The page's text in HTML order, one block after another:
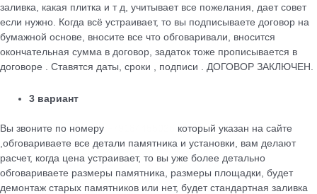
заливка, какая плитка и т д, учитывает все пожелания, дает совет
если нужно. Когда всё устраивает, то вы подписываете договор на
бумажной основе, вносите все что обговаривали, вносится
окончательная сумма в договор, задаток тоже прописывается в
договоре . Ставятся даты, сроки , подписи . ДОГОВОР ЗАКЛЮЧЕН.
3 вариант
Вы звоните по номеру
который указан на сайте
,обговариваете все детали памятника и установки, вам делают
расчет, когда цена устраивает, то вы уже более детально
обговариваете размеры памятника, размеры площадки, будет
демонтаж старых памятников или нет, будет стандартная заливка